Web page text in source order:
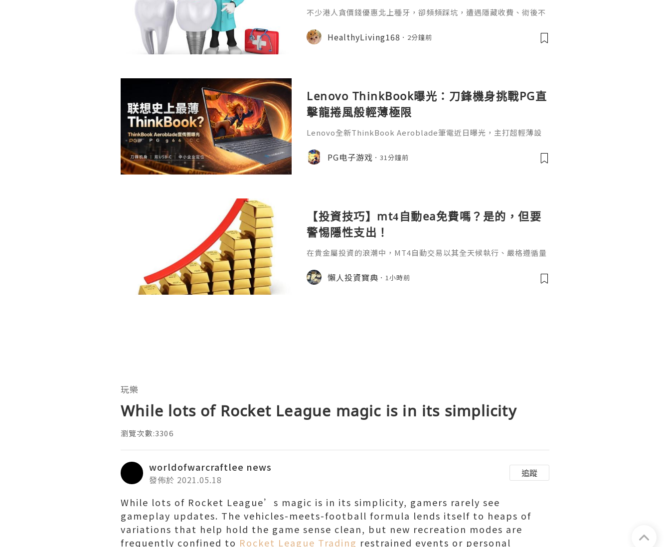
不少港人貪價錢優惠北上種牙，卻頻頻踩坑，遭遇隱藏收費、術後不
骨骼檢測、收費標準、植體資訊、醫生資歷、療程、手術風險及售後
服務，幫大家避開種牙陷阱，安心求診。
HealthyLiving168 2分鐘前
Lenovo ThinkBook曝光：刀鋒機身挑戰PG直
擊龍捲風般輕薄極限
Lenovo全新ThinkBook Aeroblade筆電近日曝光，主打超輕薄設
風》的PG遊戲玩家來說，這款可攜式新品也適合搭配PG電子試玩平
台，隨時開啟娛樂與辦公體驗。據了解，ThinkBook Aeroblade採
PG电子游戏 31分鐘前
【投資技巧】mt4自動ea免費嗎？是的，但要
警惕隱性支出！
在貴金屬投資的浪潮中，MT4自動交易以其全天候執行、嚴格遵循量
啟用這把"智能鑰匙"之前，一個最基礎的問題橫亙在每位交易者面前
——mt4自動ea免費嗎？答案並非一句簡單的"是"或"否"所能概括，
懶人投資寶典 1小時前
玩樂
While lots of Rocket League magic is in its simplicity
瀏覽次數:3306
worldofwarcraftlee news
發佈於 2021.05.18
追蹤
While lots of Rocket League’s magic is in its simplicity, gamers rarely see
gameplay updates. The vehicles-meets-football formula lends itself to heaps of
variations that help hold the game sense clean, but new recreation modes are
frequently confined to Rocket League Trading restrained events or personal